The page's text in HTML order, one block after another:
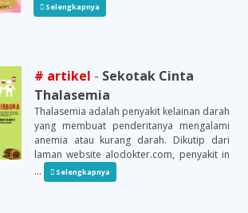
Selengkapnya
# artikel - Sekotak Cinta
Thalasemia
Thalasemia adalah penyakit kelainan darah
yang membuat penderitanya mengalami
anemia atau kurang darah. Dikutip dari
laman website alodokter.com, penyakit in
...
Selengkapnya